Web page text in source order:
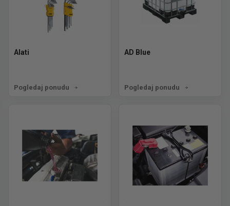
Alati
Pogledaj ponudu
AD Blue
Pogledaj ponudu